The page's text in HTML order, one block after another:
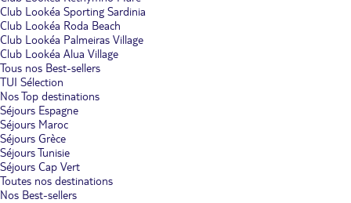
Club Lookéa Sporting Sardinia
Club Lookéa Roda Beach
Club Lookéa Palmeiras Village
Club Lookéa Alua Village
Tous nos Best-sellers
TUI Sélection
Nos Top destinations
Séjours Espagne
Séjours Maroc
Séjours Grèce
Séjours Tunisie
Séjours Cap Vert
Toutes nos destinations
Nos Best-sellers